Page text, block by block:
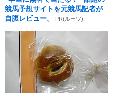
競馬予想サイトを元競馬記者が
自腹レビュー。
PR(ルーツ)